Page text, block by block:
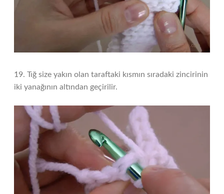
19. Tığ size yakın olan taraftaki kısmın sıradaki zincirinin
iki yanağının altından geçirilir.